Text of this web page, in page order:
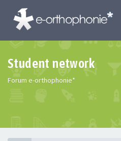
Student network
Forum e-orthophonie*